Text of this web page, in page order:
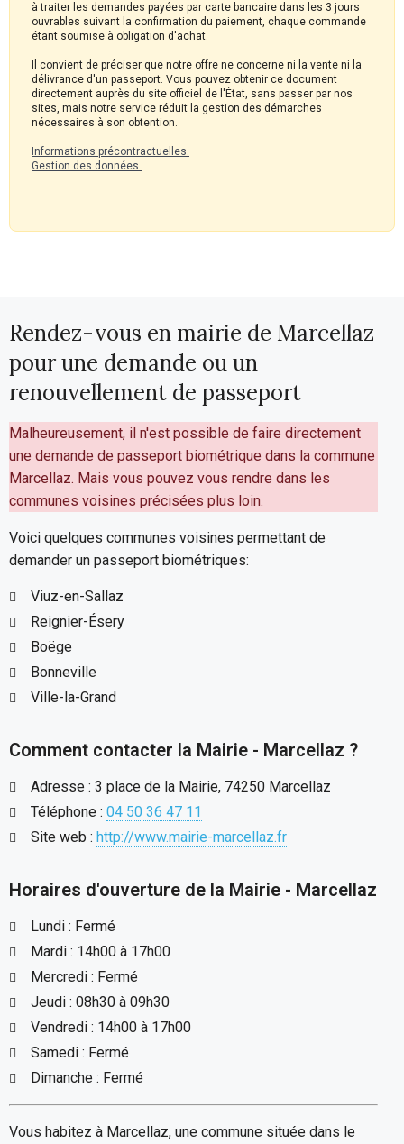
à traiter les demandes payées par carte bancaire dans les 3 jours
ouvrables suivant la confirmation du paiement, chaque commande
étant soumise à obligation d'achat.
Il convient de préciser que notre offre ne concerne ni la vente ni la
délivrance d'un passeport. Vous pouvez obtenir ce document
directement auprès du site officiel de l'État, sans passer par nos
sites, mais notre service réduit la gestion des démarches
nécessaires à son obtention.
Informations précontractuelles.
Gestion des données.
Rendez-vous en mairie de Marcellaz
pour une demande ou un
renouvellement de passeport
Malheureusement, il n'est possible de faire directement
une demande de passeport biométrique dans la commune
Marcellaz. Mais vous pouvez vous rendre dans les
communes voisines précisées plus loin.
Voici quelques communes voisines permettant de
demander un passeport biométriques:
Viuz-en-Sallaz
Reignier-Ésery
Boëge
Bonneville
Ville-la-Grand
Comment contacter la Mairie - Marcellaz ?
Adresse : 3 place de la Mairie, 74250 Marcellaz
Téléphone : 04 50 36 47 11
Site web : http://www.mairie-marcellaz.fr
Horaires d'ouverture de la Mairie - Marcellaz
Lundi : Fermé
Mardi : 14h00 à 17h00
Mercredi : Fermé
Jeudi : 08h30 à 09h30
Vendredi : 14h00 à 17h00
Samedi : Fermé
Dimanche : Fermé
Vous habitez à Marcellaz, une commune située dans le